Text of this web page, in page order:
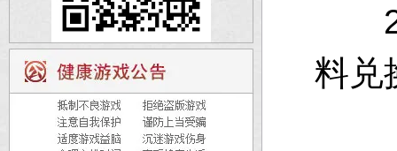
2
料兑